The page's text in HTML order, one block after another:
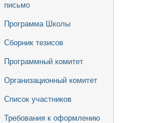
письмо
Программа Школы
Сборник тезисов
Программный комитет
Организационный комитет
Список участников
Требования к оформлению